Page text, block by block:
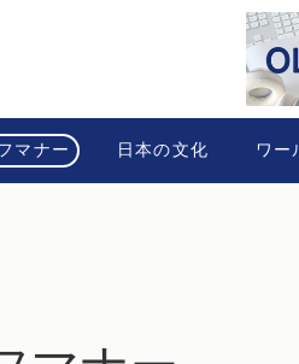
マナー 日本の文化 ワー